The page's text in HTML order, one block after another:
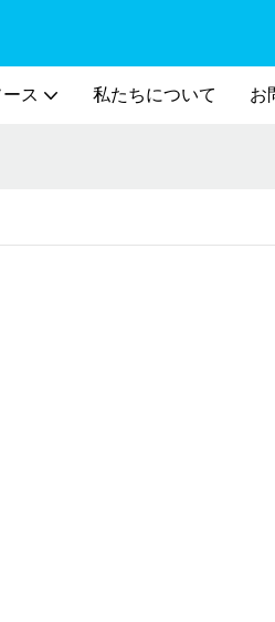
ス 私たちについて お